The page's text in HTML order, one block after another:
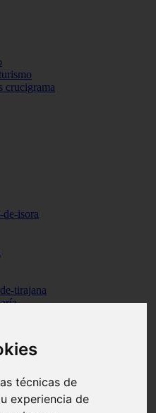
técnicas de
experiencia de
crucigrama
de-isora
tirajana
de-aridane